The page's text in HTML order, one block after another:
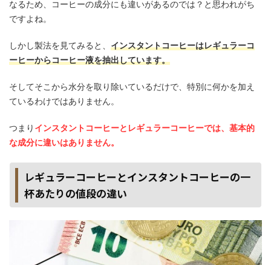
なるため、コーヒーの成分にも違いがあるのでは？と思われがち
ですよね。
しかし製法を見てみると、 インスタントコーヒーはレギュラーコ
ーヒーからコーヒー液を抽出しています。
そしてそこから水分を取り除いているだけで、特別に何かを加え
ているわけではありません。
つまり インスタントコーヒーとレギュラーコーヒーでは、基本的
な成分に違いはありません。
レギュラーコーヒーとインスタントコーヒーの一
杯あたりの値段の違い